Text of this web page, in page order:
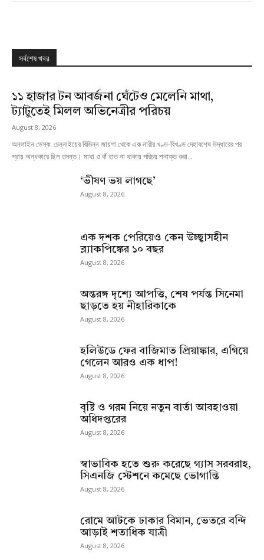
সর্বশেষ খবর
১১ হাজার টন আবর্জনা ঘেঁটেও মেলেনি মাথা,
ট্যাটুতেই মিলল অভিনেত্রীর পরিচয়
August 8, 2026
অনলাইন ডেস্ক: চেন্নাইয়ের বিভিন্ন জায়গা থেকে এক নারীর খণ্ড-বিখণ্ড দেহাবশেষ উদ্ধারের পর
প্রায় অন্ধকারে ছিল তদন্ত। মাথা ও বাঁ হাত না থাকায় পরিচয় শনাক্ত করা...
‘ভীষণ ভয় লাগছে’
August 8, 2026
এক দশক পেরিয়েও কেন উচ্ছ্বাসহীন
ব্ল্যাকপিঙ্কের ১০ বছর
August 8, 2026
অন্তরঙ্গ দৃশ্যে আপত্তি, শেষ পর্যন্ত সিনেমা
ছাড়তে হয় নীহারিকাকে
August 8, 2026
হলিউডে ফের বাজিমাত প্রিয়াঙ্কার, এগিয়ে
গেলেন আরও এক ধাপ!
August 8, 2026
বৃষ্টি ও গরম নিয়ে নতুন বার্তা আবহাওয়া
অধিদপ্তরের
August 8, 2026
স্বাভাবিক হতে শুরু করেছে গ্যাস সরবরাহ,
সিএনজি স্টেশনে কমেছে ভোগান্তি
August 8, 2026
রোমে আটকে ঢাকার বিমান, ভেতরে বন্দি
আড়াই শতাধিক যাত্রী
August 8, 2026